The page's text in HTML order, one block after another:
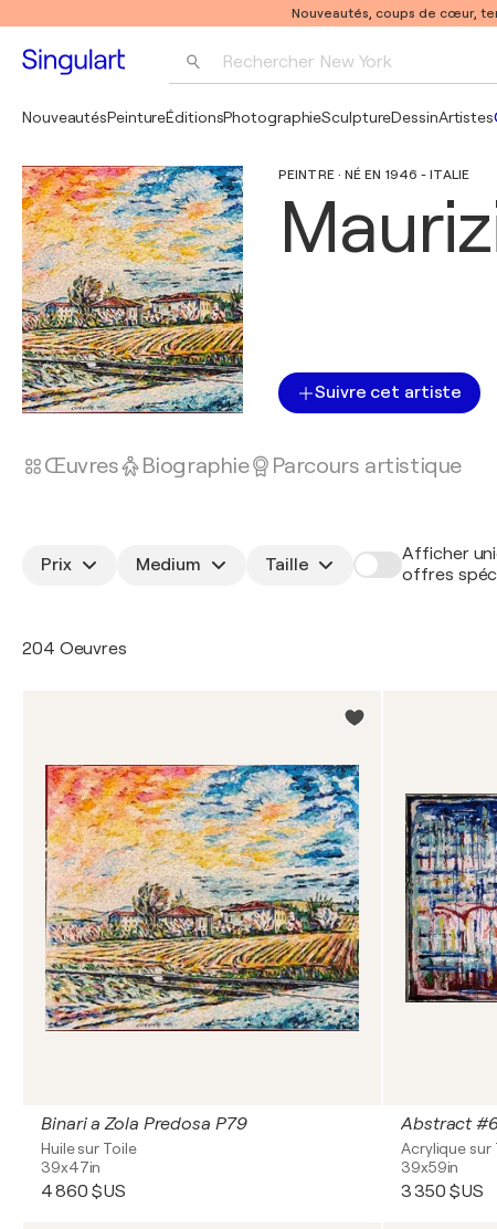
Nouveautés, coups de cœur,
Rechercher New York
NouveautésPeintureÉditionsPhotographieSculptureDessinArtistes
PEINTRE · NÉ EN 1946 - ITALIE
Suivre cet artiste
Œuvres Biographie Parcours artistique
Prix Medium Taille
Afficher
offres
204 Oeuvres
Binari a Zola Predosa P79
Huile sur Toile
39x47in
4 860 $US
Abstract
Acrylique sur
39x59in
3 350 $US